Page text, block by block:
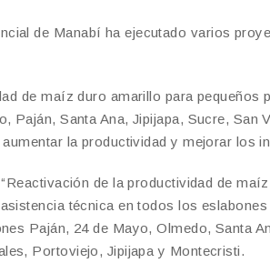
de Manabí ha ejecutado varios
de maíz duro amarillo para pequeños
Paján, Santa Ana, Jipijapa, Sucre, San
la productividad y mejorar los
de la productividad de
técnica en todos los
Paján, 24 de Mayo, Olmedo, Santa
Portoviejo, Jipijapa y Montecristi.